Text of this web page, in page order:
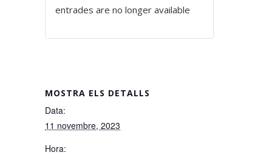
MOSTRA ELS DETALLS
Data:
11 novembre, 2023
Hora:
entrades are no longer available